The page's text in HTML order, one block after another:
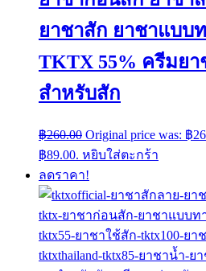
ยาชาสัก ยาชาแบบ
TKTX 55% ครีมย
สำหรับสัก
฿260.00 Original price was: ฿
฿89.00. หยิบใส่ตะกร้า
ลดราคา!